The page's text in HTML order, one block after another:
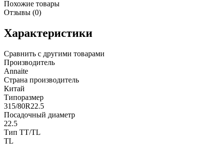
Похожие товары
Отзывы (0)
Характеристики
Сравнить с другими товарами
Производитель
Annaite
Страна производитель
Китай
Типоразмер
315/80R22.5
Посадочный диаметр
22.5
Тип TT/TL
TL